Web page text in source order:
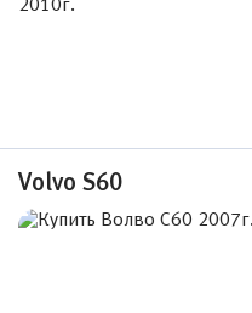
Volvo S60